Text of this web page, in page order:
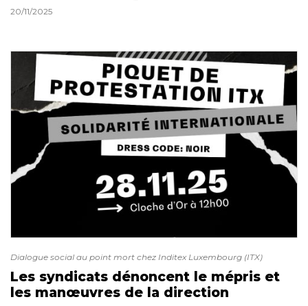
20/11/2025
Dialogue social au point mort chez Inditex Luxembourg (ITX)
Les syndicats dénoncent le mépris et
les manœuvres de la direction